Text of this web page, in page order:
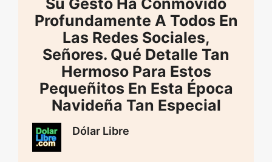
Su Gesto Ha Conmovido
Profundamente A Todos En
Las Redes Sociales,
Señores. Qué Detalle Tan
Hermoso Para Estos
Pequeñitos En Esta Época
Navideña Tan Especial
Dólar Libre